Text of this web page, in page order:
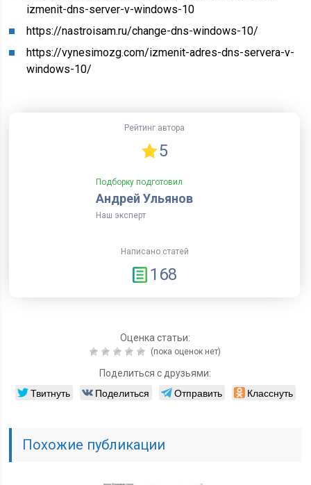
izmenit-dns-server-v-windows-10
https://nastroisam.ru/change-dns-windows-10/
https://vynesimozg.com/izmenit-adres-dns-servera-v-
windows-10/
Рейтинг автора
5
Подборку подготовил
Андрей Ульянов
Наш эксперт
Написано статей
168
Оценка статьи:
(пока оценок нет)
Поделиться с друзьями:
Твитнуть Поделиться Отправить Класснуть
Похожие публикации